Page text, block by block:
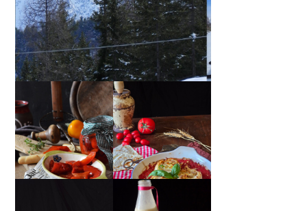
PEPERONI ALLA
PIEMONTESE
GIRANDOLE DI
RICOTTA